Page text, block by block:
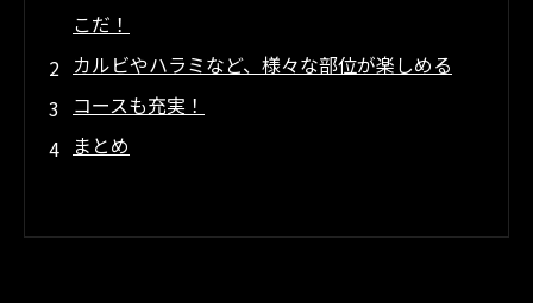
こだ！
カルビやハラミなど、様々な部位が楽しめる
コースも充実！
まとめ